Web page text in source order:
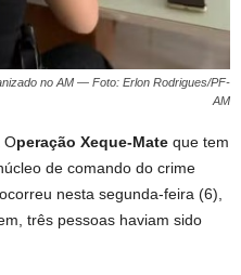
no AM — Foto: Erlon Rodrigues/PF-
AM
Operação Xeque-Mate que tem
de comando do crime
nesta segunda-feira (6),
três pessoas haviam sido